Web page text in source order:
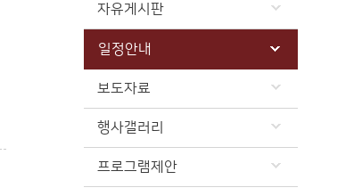
자유게시판
일정안내
보도자료
행사갤러리
프로그램제안